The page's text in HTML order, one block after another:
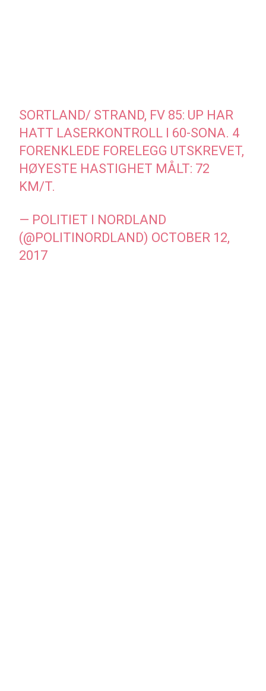
SORTLAND/ STRAND, FV 85: UP HAR
HATT LASERKONTROLL I 60-SONA. 4
FORENKLEDE FORELEGG UTSKREVET,
HØYESTE HASTIGHET MÅLT: 72
KM/T.
— POLITIET I NORDLAND
(@POLITINORDLAND) OCTOBER 12,
2017